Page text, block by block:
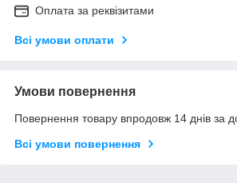
Оплата за реквізитами
Всі умови оплати
Умови повернення
Повернення товару впродовж 14 днів за
Всі умови повернення